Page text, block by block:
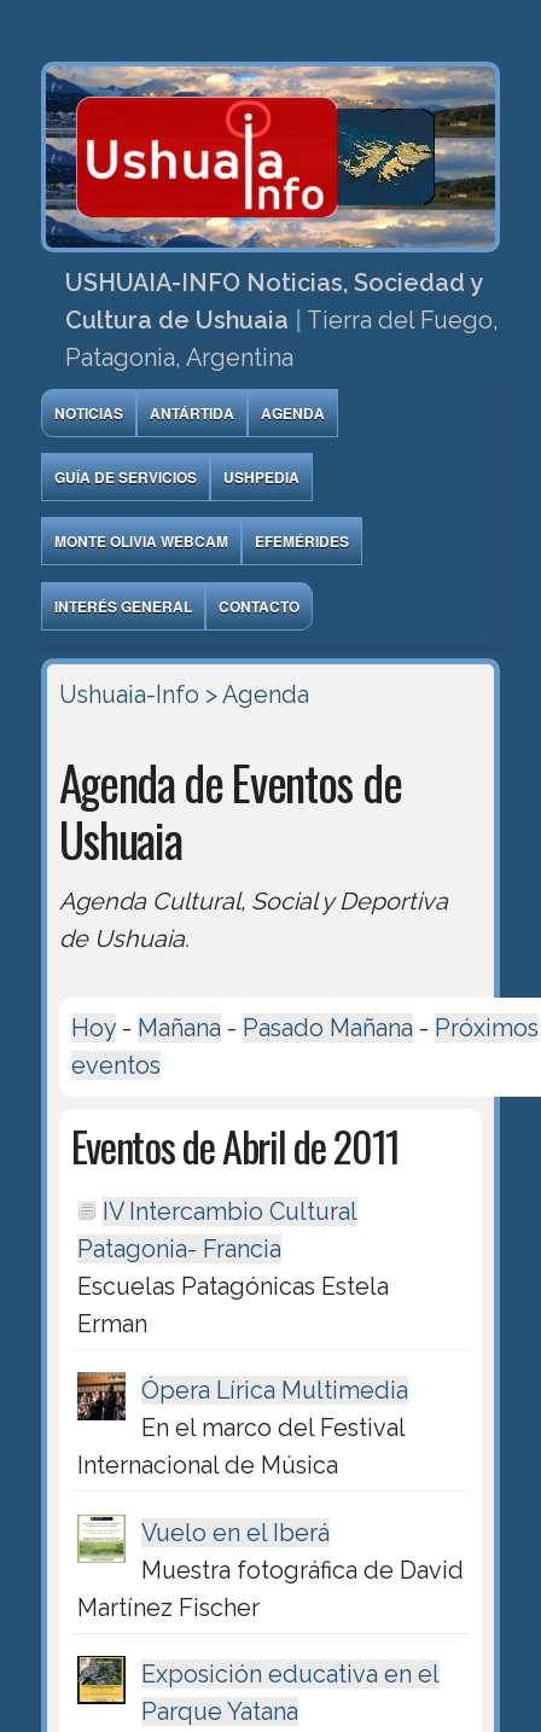
USHUAIA-INFO Noticias, Sociedad y
Cultura de Ushuaia
Tierra del Fuego,
Patagonia, Argentina
NOTICIAS ANTÁRTIDA AGENDA
GUÍA DE SERVICIOS USHPEDIA
MONTE OLIVIA WEBCAM EFEMÉRIDES
INTERÉS GENERAL CONTACTO
Ushuaia-Info > Agenda
Agenda de Eventos de
Ushuaia
Agenda Cultural, Social y Deportiva
de Ushuaia.
Hoy- Mañana - Pasado Mañana - Próximos
eventos
Eventos de Abril de 2011
IV Intercambio Cultural
Patagonia- Francia
Escuelas Patagónicas Estela
Erman
Ópera Lírica Multimedia
En el marco del Festival
Internacional de Música
Vuelo en el Iberá
Muestra fotográfica de David
Martínez Fischer
Exposición educativa en el
Parque Yatana